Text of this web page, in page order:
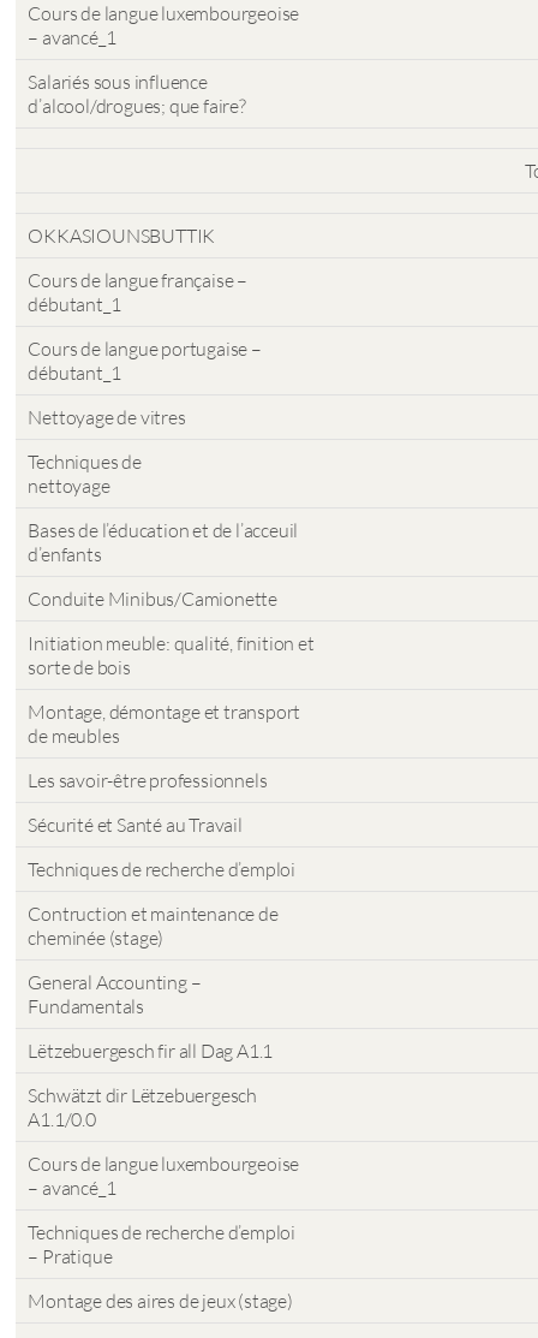
Cours de langue luxembourgeoise
– avancé_1
Salariés sous influence
d’alcool/drogues; que faire?
OKKASIOUNSBUTTIK
Cours de langue française –
débutant_1
Cours de langue portugaise –
débutant_1
Nettoyage de vitres
Techniques de
nettoyage
Bases de l’éducation et de l’acceuil
d’enfants
Conduite Minibus/Camionette
Initiation meuble: qualité, finition et
sorte de bois
Montage, démontage et transport
de meubles
Les savoir-être professionnels
Sécurité et Santé au Travail
Techniques de recherche d’emploi
Contruction et maintenance de
cheminée (stage)
General Accounting –
Fundamentals
Lëtzebuergesch fir all Dag A1.1
Schwätzt dir Lëtzebuergesch
A1.1/0.0
Cours de langue luxembourgeoise
– avancé_1
Techniques de recherche d’emploi
– Pratique
Montage des aires de jeux (stage)